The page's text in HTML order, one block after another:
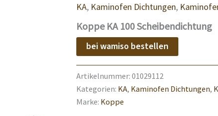
KA, Kaminofen Dichtungen,
Koppe KA 100 Scheibendichtung
bei wamiso bestellen
Artikelnummer: 01029112
Kategorien: KA, Kaminofen Dichtungen,
Marke: Koppe